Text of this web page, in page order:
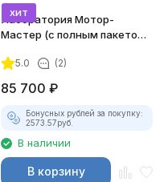
хит
Лаборатория Мотор-
Мастер (с полным пакетом
5.0 (2)
85 700 ₽
Бонусных рублей за покупку:
2573.57руб.
В наличии
В корзину